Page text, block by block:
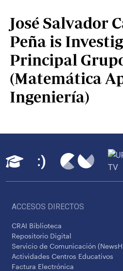
José Salvador
Peña is
Principal
(Matemática
Ingeniería)
ACCESOS DIRECTOS
CRAI Biblioteca
Repositorio Digital
Servicio de Comunicación
Actividades Centros Educativos
Factura Electrónica